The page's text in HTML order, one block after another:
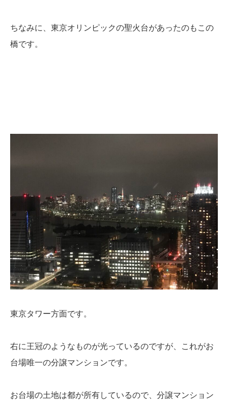
ちなみに、東京オリンピックの聖火台があったのもこの
橋です。
東京タワー方面です。
右に王冠のようなものが光っているのですが、これがお
台場唯一の分譲マンションです。
お台場の土地は都が所有しているので、分譲マンション